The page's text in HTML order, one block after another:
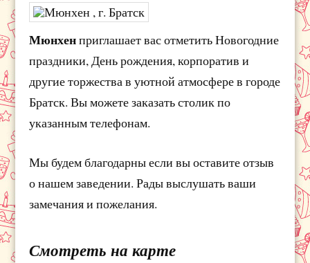
Мюнхенприглашает вас отметить Новогодние
праздники, День рождения, корпоратив и
другие торжества в уютной атмосфере в городе
Братск. Вы можете заказать столик по
указанным телефонам.
Мы будем благодарны если вы оставите отзыв
о нашем заведении. Рады выслушать ваши
замечания и пожелания.
Смотреть на карте